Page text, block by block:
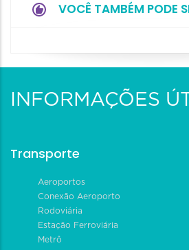
VOCÊ TAMBÉM PODE
INFORMAÇÕES
Transporte
Aeroportos
Conexão Aeroporto
Rodoviária
Estação Ferroviária
Metrô